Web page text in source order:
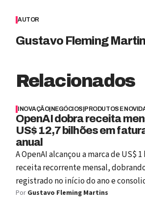
AUTOR
Gustavo Fleming
Relacionados
INOVAÇÃO| NEGÓCIOS PRODUTOS E
OpenAI dobra receita
US$ 12,7 bilhões em
anual
A OpenAI alcançou a marca de US$
receita recorrente mensal,
registrado no início do ano e
principal referência global em
Por Gustavo Fleming Martins